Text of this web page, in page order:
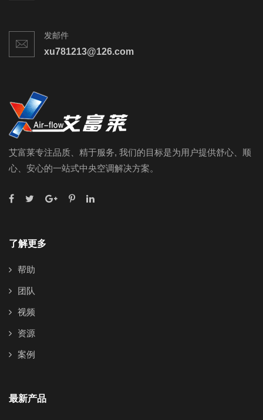
发邮件
xu781213@126.com
艾富莱专注品质、精于服务, 我们的目标是为用户提供舒心、顺
心、安心的一站式中央空调解决方案。
了解更多
帮助
团队
视频
资源
案例
最新产品